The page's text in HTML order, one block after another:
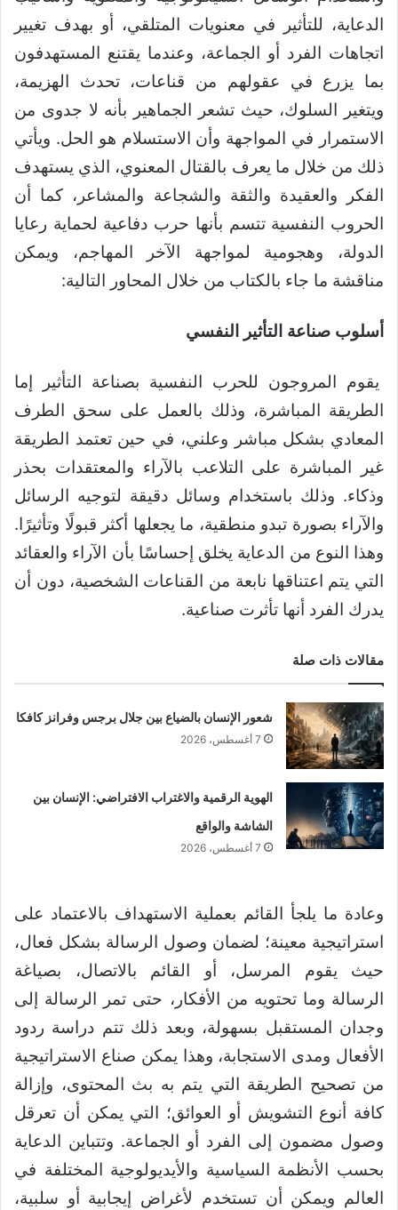
الدعاية، للتأثير في معنويات المتلقي، أو بهدف تغيير
اتجاهات الفرد أو الجماعة، وعندما يقتنع المستهدفون
بما يزرع في عقولهم من قناعات، تحدث الهزيمة،
ويتغير السلوك، حيث تشعر الجماهير بأنه لا جدوى من
الاستمرار في المواجهة وأن الاستسلام هو الحل. ويأتي
ذلك من خلال ما يعرف بالقتال المعنوي، الذي يستهدف
الفكر والعقيدة والثقة والشجاعة والمشاعر، كما أن
الحروب النفسية تتسم بأنها حرب دفاعية لحماية رعايا
الدولة، وهجومية لمواجهة الآخر المهاجم، ويمكن
مناقشة ما جاء بالكتاب من خلال المحاور التالية:
أسلوب صناعة التأثير النفسي
يقوم المروجون للحرب النفسية بصناعة التأثير إما
الطريقة المباشرة، وذلك بالعمل على سحق الطرف
المعادي بشكل مباشر وعلني، في حين تعتمد الطريقة
غير المباشرة على التلاعب بالآراء والمعتقدات بحذر
وذكاء. وذلك باستخدام وسائل دقيقة لتوجيه الرسائل
والآراء بصورة تبدو منطقية، ما يجعلها أكثر قبولًا وتأثيرًا.
وهذا النوع من الدعاية يخلق إحساسًا بأن الآراء والعقائد
التي يتم اعتناقها نابعة من القناعات الشخصية، دون أن
يدرك الفرد أنها تأثرت صناعية.
مقالات ذات صلة
شعور الإنسان بالضياع بين جلال برجس وفرانز كافكا
7 أغسطس، 2026
الهوية الرقمية والاغتراب الافتراضي: الإنسان بين
الشاشة والواقع
7 أغسطس، 2026
وعادة ما يلجأ القائم بعملية الاستهداف بالاعتماد على
استراتيجية معينة؛ لضمان وصول الرسالة بشكل فعال،
حيث يقوم المرسل، أو القائم بالاتصال، بصياغة
الرسالة وما تحتويه من الأفكار، حتى تمر الرسالة إلى
وجدان المستقبل بسهولة، وبعد ذلك تتم دراسة ردود
الأفعال ومدى الاستجابة، وهذا يمكن صناع الاستراتيجية
من تصحيح الطريقة التي يتم به بث المحتوى، وإزالة
كافة أنوع التشويش أو العوائق؛ التي يمكن أن تعرقل
وصول مضمون إلى الفرد أو الجماعة. وتتباين الدعاية
بحسب الأنظمة السياسية والأيديولوجية المختلفة في
العالم ويمكن أن تستخدم لأغراض إيجابية أو سلبية،